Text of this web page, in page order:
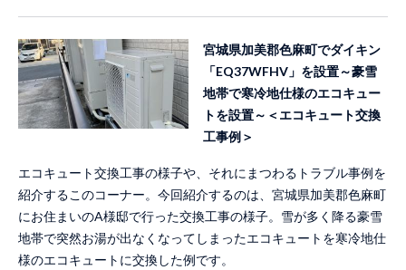
宮城県加美郡色麻町でダイキン
「EQ37WFHV」を設置～豪雪
地帯で寒冷地仕様のエコキュー
トを設置～＜エコキュート交換
工事例＞
エコキュート交換工事の様子や、それにまつわるトラブル事例を
紹介するこのコーナー。今回紹介するのは、宮城県加美郡色麻町
にお住まいのA様邸で行った交換工事の様子。雪が多く降る豪雪
地帯で突然お湯が出なくなってしまったエコキュートを寒冷地仕
様のエコキュートに交換した例です。